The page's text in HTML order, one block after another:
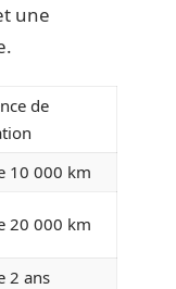
une
de
10 000 km
20 000 km
2 ans